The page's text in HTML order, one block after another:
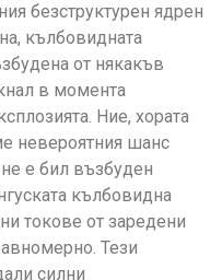
безструктурен ядрен
кълбовидната
от някакъв
в момента
Ние, хората
невероятния шанс
не е бил възбуден
кълбовидна
токове от заредени
Тези
силни